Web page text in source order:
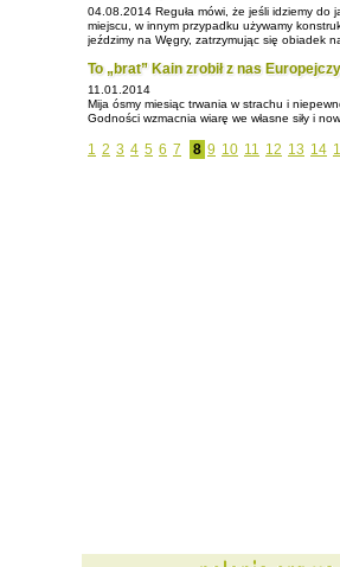
04.08.2014 Reguła mówi, że jeśli idziemy do
miejscu, w innym przypadku używamy
jeździmy na Węgry, zatrzymując się obiadek
To „brat” Kain zrobił z nas
11.01.2014
Mija ósmy miesiąc trwania w strachu i
Godności wzmacnia wiarę we własne siły i
1 2 3 4 5 6 7 8 9 10 11 12 13 14